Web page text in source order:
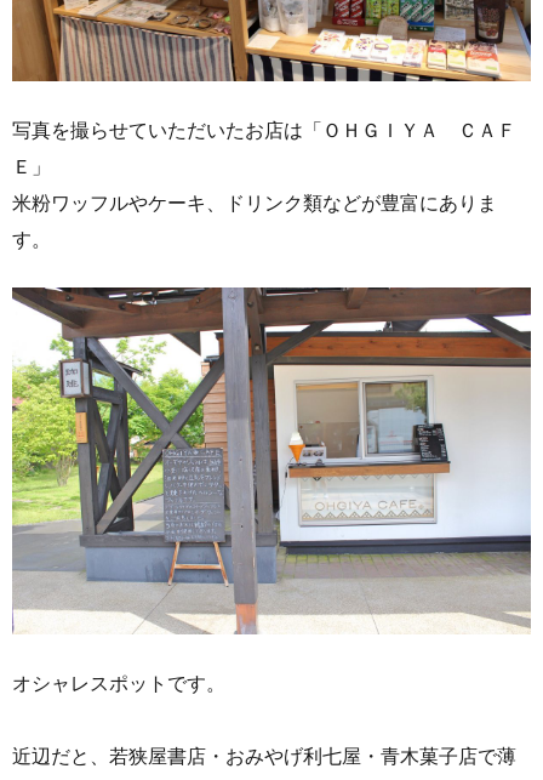
写真を撮らせていただいたお店は「ＯＨＧＩＹＡ ＣＡＦ
Ｅ」
米粉ワッフルやケーキ、ドリンク類などが豊富にありま
す。
オシャレスポットです。
近辺だと、若狭屋書店・おみやげ利七屋・青木菓子店で薄